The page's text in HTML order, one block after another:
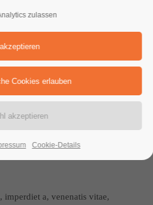
felis, ultricies nec,
a, venenatis vitae,
zulassen
Cookie-Details